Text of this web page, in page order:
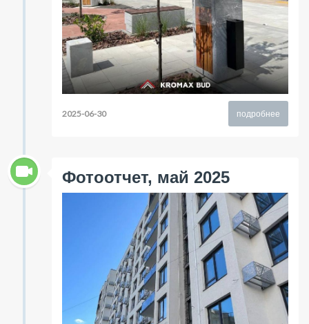
подробнее
2025-06-30
Фотоотчет, май 2025